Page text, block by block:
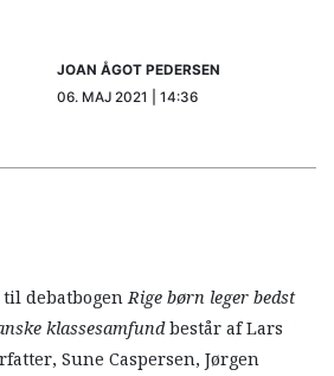
JOAN ÅGOT PEDERSEN
06. MAJ 2021 | 14:36
debatbogenRige børn leger bedst
klassesamfundbestår af Lars
Sune Caspersen, Jørgen